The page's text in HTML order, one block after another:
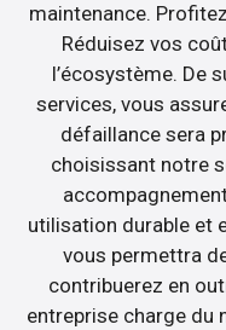
maintenance.
Réduisez vos
l’écosystème. De
services, vous
défaillance sera
choisissant notre
utilisation durable et
vous permettra
contribuerez en
entreprise charge du